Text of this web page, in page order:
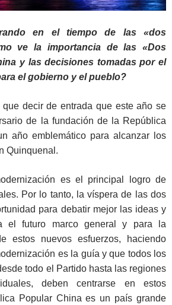
en el tiempo de las «dos
ve la importancia de las «Dos
y las decisiones tomadas por el
el gobierno y el pueblo?
que decir de entrada que este año se
de la fundación de la República
año emblemático para alcanzar los
Quinquenal.
es el principal logro de
Por lo tanto, la víspera de las dos
para debatir mejor las ideas y
el futuro marco general y para la
estos nuevos esfuerzos, haciendo
es la guía y que todos los
todo el Partido hasta las regiones
deben centrarse en estos
Popular China es un país grande